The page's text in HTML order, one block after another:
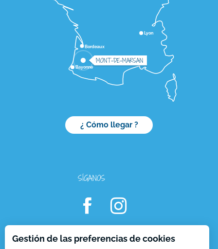
Lyon
Bordeaux
Bayonne
MONT-DE-MARSAN
¿ Cómo llegar ?
SÍGANOS
Gestión de las preferencias de cookies